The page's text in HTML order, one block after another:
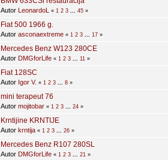
Autor LeonardoL « 1 2 3 45»
Fiat 500 1966 g.
Autor asconaextreme « 1 2 3 17»
Mercedes Benz W123 280CE
Autor DMGforLife « 1 2 3 11 »
Fiat 128SC
Autor Igor V. « 1 2 3 8»
mini terapeut 76
Autor mojitobar « 1 2 3 24»
Krntijine KRNTIJE
Autor krntija « 1 2 3 26»
Mercedes Benz R107 280SL
Autor DMGforLife « 1 2 3 21 »